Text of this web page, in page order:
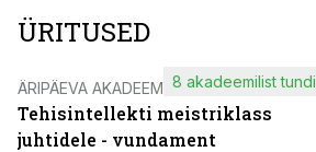
ÜRITUSED
ÄRIPÄEVA AKADEEMIA
Tehisintellekti meistriklass
juhtidele - vundament
8 akadeemilist tundi